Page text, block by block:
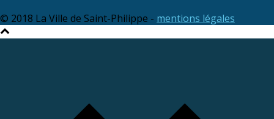
© 2018 La Ville de Saint-Philippe - mentions légales